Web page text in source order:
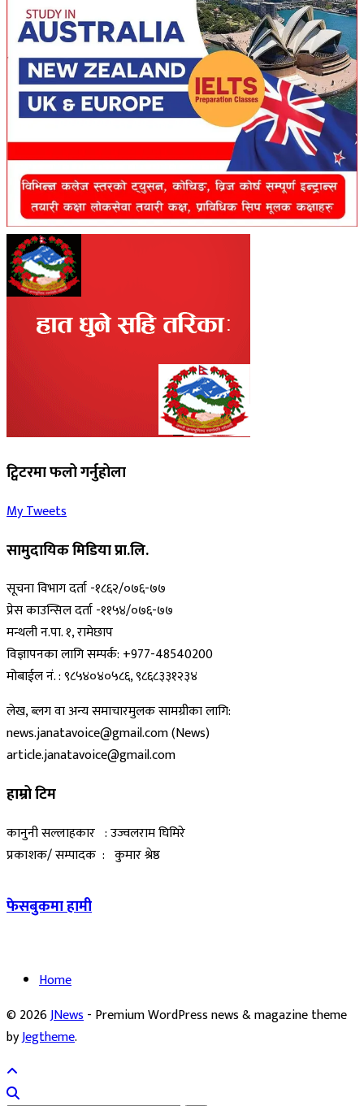
ट्विटरमा फलो गर्नुहोला
My Tweets
सामुदायिक मिडिया प्रा.लि.
सूचना विभाग दर्ता -१८६२/०७६-७७
प्रेस काउन्सिल दर्ता -११५४/०७६-७७
मन्थली न.पा. १, रामेछाप
विज्ञापनका लागि सम्पर्क: +977-48540200
मोबाईल नं. : ९८५४०४०५८६, ९८६८३३१२३४
लेख, ब्लग वा अन्य समाचारमुलक सामग्रीका लागि:
news.janatavoice@gmail.com (News)
article.janatavoice@gmail.com
हाम्रो टिम
कानुनी सल्लाहकार : उज्वलराम घिमिरे
प्रकाशक/ सम्पादक : कुमार श्रेष्ठ
फेसबुकमा हामी
Home
© 2026JNews- Premium WordPress news & magazine theme
byJegtheme.